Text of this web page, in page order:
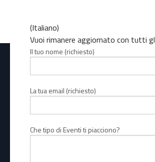
(Italiano)
Vuoi rimanere aggiornato con tutti
Il tuo nome (richiesto)
La tua email (richiesto)
Che tipo di Eventi ti piacciono?